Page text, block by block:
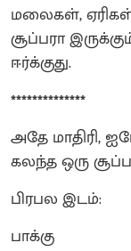
மலைகள்,
சூப்பரா
ஈர்க்குது.
**************
அதே மாதிரி,
கலந்த ஒரு
பிரபல இடம்:
பாக்கு